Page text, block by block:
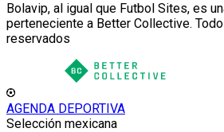
Bolavip, al igual que Futbol Sites, es
perteneciente a Better Collective.
reservados
AGENDA DEPORTIVA
Selección mexicana